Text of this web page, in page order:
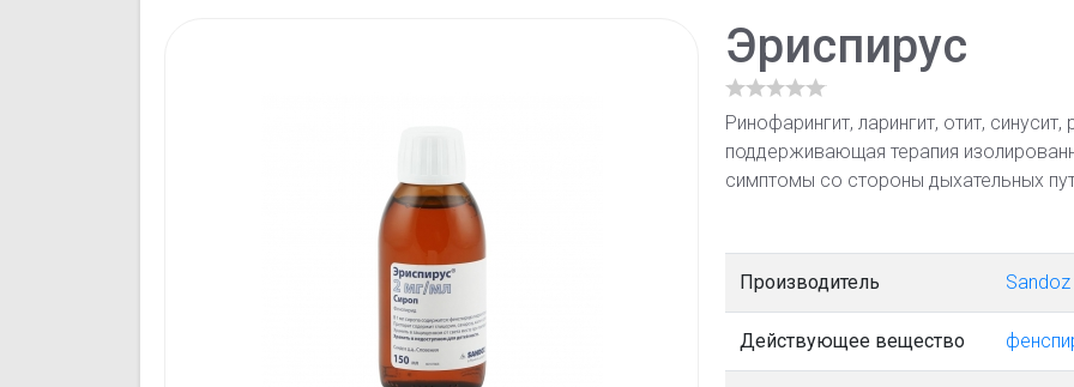
Эриспирус
Ринофарингит, ларингит, отит,
поддерживающая терапия
симптомы со стороны дыхательных
Производитель
Действующее вещество